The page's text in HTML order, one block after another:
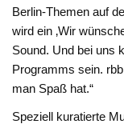
Berlin-Themen auf
wird ein ‚Wir
Sound. Und bei uns
Programms sein.
man Spaß hat.“
Speziell kuratierte